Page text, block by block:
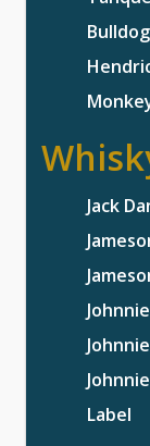
Bulldog
Jack
Label